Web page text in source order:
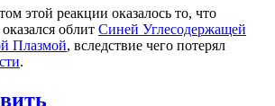
этой реакции оказалось то, что
облит Синей Углесодержащей
Плазмой, вследствие чего потерял
.